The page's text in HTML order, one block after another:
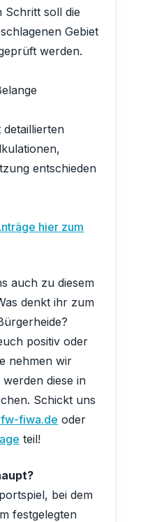
Schritt soll die
Gebiet
werden.
entschieden
hier zum
auch zu diesem
denkt ihr zum
positiv oder
nehmen wir
diese in
Schickt uns
fiwa.de oder
teil!
bei dem
festgelegten